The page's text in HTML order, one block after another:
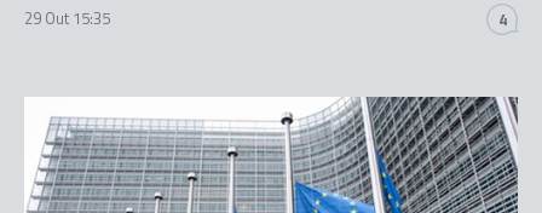
29 Out 15:35 4